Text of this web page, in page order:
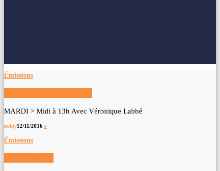
Émissions
MARDI > Midi à 13h Avec Véronique Labbé
today12/11/2016
Émissions